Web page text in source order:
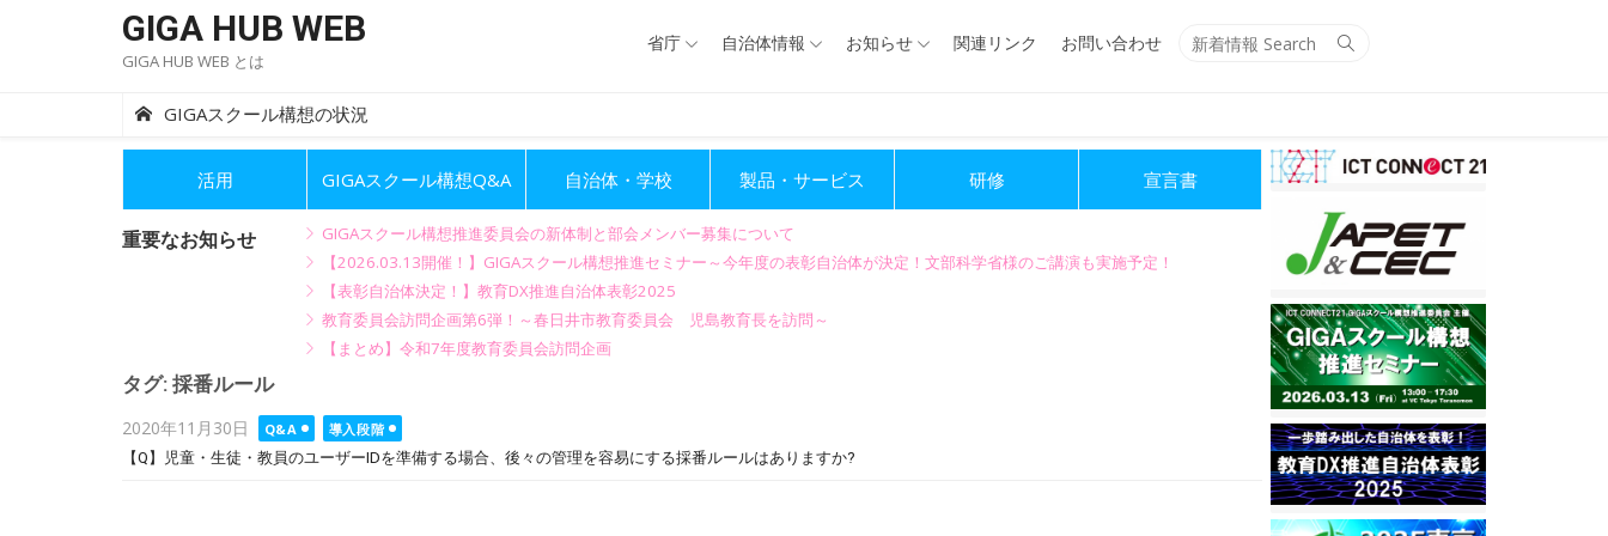
GIGA HUB WEB
GIGA HUB WEB とは
Search
省庁 自治体情報 お知らせ 関連リンク お問い合わせ
GIGAスクール構想の状況
活用 GIGAスクール構想Q&A 自治体・学校 製品・サービス 研修 宣言書
重要なお知らせ
GIGAスクール構想推進委員会の新体制と部会メンバー募集について
【2026.03.13開催！】GIGAスクール構想推進セミナー～今年度の表彰自治体が決定！文部科学省様のご講演も実施予定！
【表彰自治体決定！】教育DX推進自治体表彰2025
教育委員会訪問企画第6弾！～春日井市教育委員会 児島教育長を訪問～
【まとめ】令和7年度教育委員会訪問企画
タグ: 採番ルール
Posted
on
2020年11月30日 Q&A
導入段階
【Q】児童・生徒・教員のユーザーIDを準備する場合、後々の管理を容易にする採番ルールはありますか?